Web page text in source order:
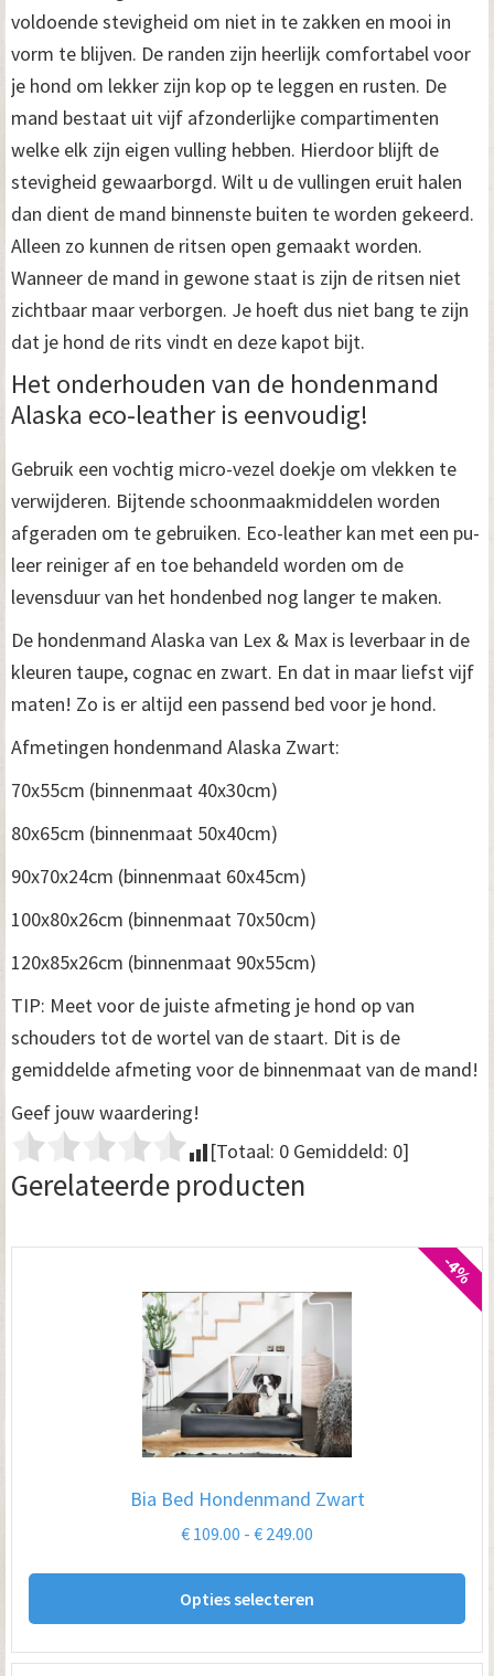
voldoende stevigheid om niet in te zakken en mooi in
vorm te blijven. De randen zijn heerlijk comfortabel voor
je hond om lekker zijn kop op te leggen en rusten. De
mand bestaat uit vijf afzonderlijke compartimenten
welke elk zijn eigen vulling hebben. Hierdoor blijft de
stevigheid gewaarborgd. Wilt u de vullingen eruit halen
dan dient de mand binnenste buiten te worden gekeerd.
Alleen zo kunnen de ritsen open gemaakt worden.
Wanneer de mand in gewone staat is zijn de ritsen niet
zichtbaar maar verborgen. Je hoeft dus niet bang te zijn
dat je hond de rits vindt en deze kapot bijt.
Het onderhouden van de hondenmand
Alaska eco-leather is eenvoudig!
Gebruik een vochtig micro-vezel doekje om vlekken te
verwijderen. Bijtende schoonmaakmiddelen worden
afgeraden om te gebruiken. Eco-leather kan met een pu-
leer reiniger af en toe behandeld worden om de
levensduur van het hondenbed nog langer te maken.
De hondenmand Alaska van Lex & Max is leverbaar in de
kleuren taupe, cognac en zwart. En dat in maar liefst vijf
maten! Zo is er altijd een passend bed voor je hond.
Afmetingen hondenmand Alaska Zwart:
70x55cm (binnenmaat 40x30cm)
80x65cm (binnenmaat 50x40cm)
90x70x24cm (binnenmaat 60x45cm)
100x80x26cm (binnenmaat 70x50cm)
120x85x26cm (binnenmaat 90x55cm)
TIP: Meet voor de juiste afmeting je hond op van
schouders tot de wortel van de staart. Dit is de
gemiddelde afmeting voor de binnenmaat van de mand!
Geef jouw waardering!
[Totaal: 0 Gemiddeld: 0]
Gerelateerde producten
-4%
Bia Bed Hondenmand Zwart
€ 109.00 - € 249.00
€ 249.00
Opties selecteren
Dit